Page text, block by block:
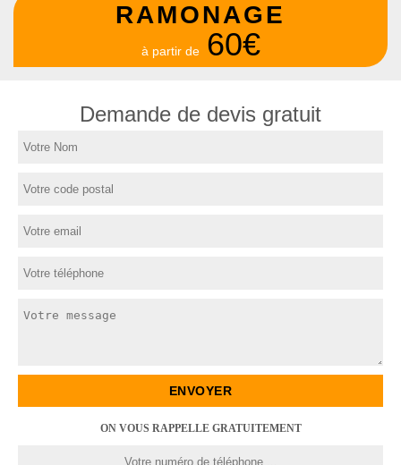
RAMONAGE
à partir de 60€
Demande de devis gratuit
ON VOUS RAPPELLE GRATUITEMENT